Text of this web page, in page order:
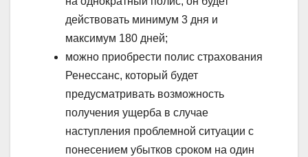
действовать минимум 3 дня и
максимум 180 дней;
можно приобрести полис страхования
Ренессанс, который будет
предусматривать возможность
получения ущерба в случае
наступления проблемной ситуации с
понесением убытков сроком на один